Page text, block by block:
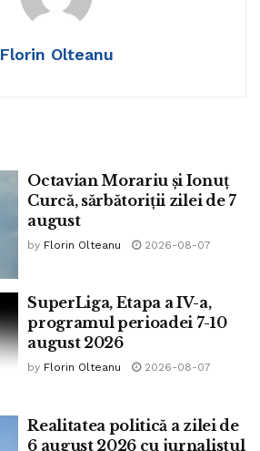
Florin Olteanu
Octavian Morariu și Ionuț
Curcă, sărbătoriții zilei de 7
august
by Florin Olteanu 2026-08-07
SuperLiga, Etapa a IV-a,
programul perioadei 7-10
august 2026
by Florin Olteanu 2026-08-07
Realitatea politică a zilei de
6 august 2026 cu jurnalistul